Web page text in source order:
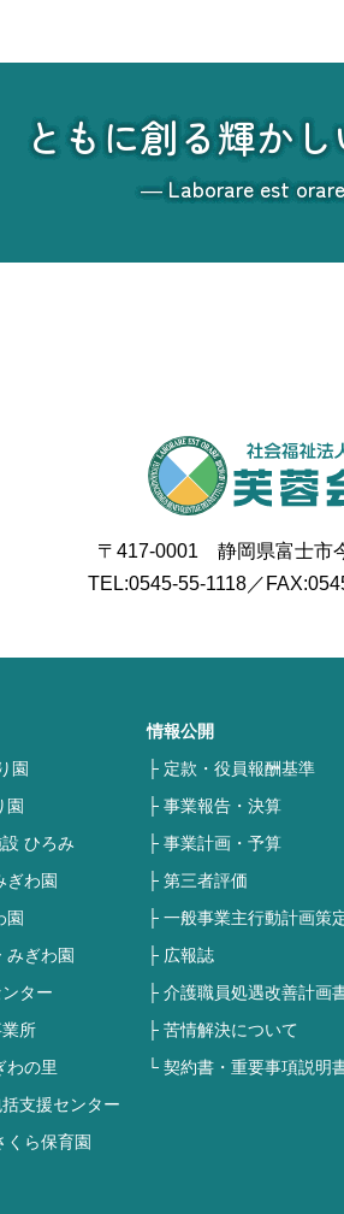
ともに創る輝か
― Laborare est
〒417-0001 静岡県富士市
TEL:0545-55-1118／
園
園
ひろみ
ぎわ園
園
みぎわ園
ター
所
わの里
支援センター
くら保育園
情報公開
定款・役員報酬基準
事業報告・決算
事業計画・予算
第三者評価
一般事業主行動計画策
広報誌
介護職員処遇改善計画
苦情解決について
契約書・重要事項説明